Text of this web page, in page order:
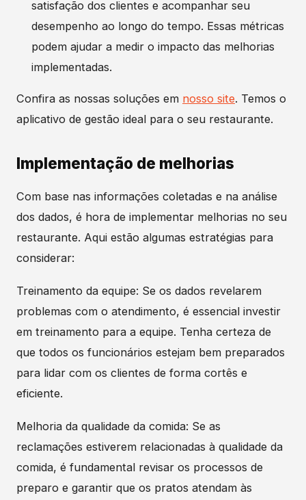
satisfação dos clientes e acompanhar seu
desempenho ao longo do tempo. Essas métricas
podem ajudar a medir o impacto das melhorias
implementadas.
Confira as nossas soluções em nosso site. Temos o
aplicativo de gestão ideal para o seu restaurante.
Implementação de melhorias
Com base nas informações coletadas e na análise
dos dados, é hora de implementar melhorias no seu
restaurante. Aqui estão algumas estratégias para
considerar:
Treinamento da equipe: Se os dados revelarem
problemas com o atendimento, é essencial investir
em treinamento para a equipe. Tenha certeza de
que todos os funcionários estejam bem preparados
para lidar com os clientes de forma cortês e
eficiente.
Melhoria da qualidade da comida: Se as
reclamações estiverem relacionadas à qualidade da
comida, é fundamental revisar os processos de
preparo e garantir que os pratos atendam às